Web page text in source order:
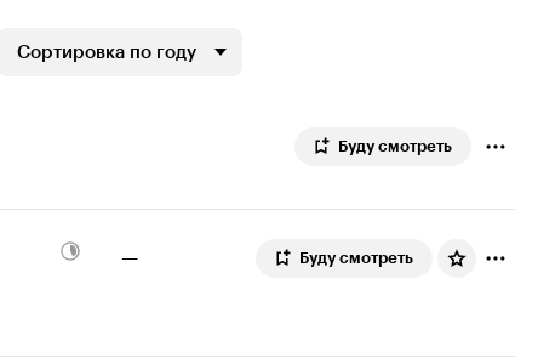
Сортировка по году
Буду смотреть
— Буду смотреть